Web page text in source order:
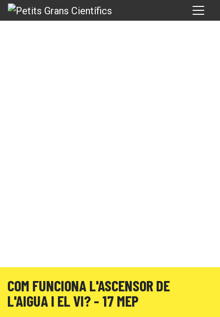
COM FUNCIONA L'ASCENSOR DE
L'AIGUA I EL VI? - 17 MEP